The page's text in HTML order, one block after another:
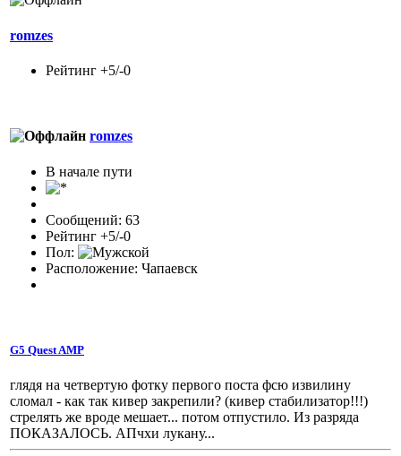
romzes
Рейтинг +5/-0
romzes
В начале пути
Сообщений: 63
Рейтинг +5/-0
Пол:
Расположение: Чапаевск
G5 Quest AMP
глядя на четвертую фотку первого поста фсю извилину
сломал - как так кивер закрепили? (кивер стабилизатор!!!)
стрелять же вроде мешает... потом отпустило. Из разряда
ПОКАЗАЛОСЬ. АПчхи лукану...